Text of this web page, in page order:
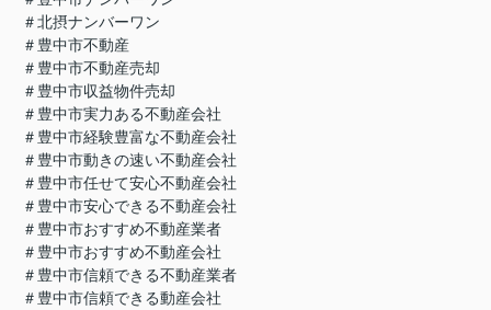
＃北摂ナンバーワン
＃豊中市不動産
＃豊中市不動産売却
＃豊中市収益物件売却
＃豊中市実力ある不動産会社
＃豊中市経験豊富な不動産会社
＃豊中市動きの速い不動産会社
＃豊中市任せて安心不動産会社
＃豊中市安心できる不動産会社
＃豊中市おすすめ不動産業者
＃豊中市おすすめ不動産会社
＃豊中市信頼できる不動産業者
＃豊中市信頼できる動産会社